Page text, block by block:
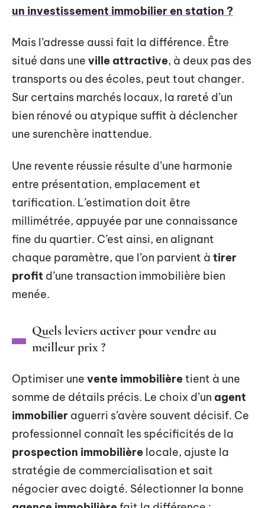
un investissement immobilier en station ?
Mais l’adresse aussi fait la différence. Être
situé dans une ville attractive, à deux pas des
transports ou des écoles, peut tout changer.
Sur certains marchés locaux, la rareté d’un
bien rénové ou atypique suffit à déclencher
une surenchère inattendue.
Une revente réussie résulte d’une harmonie
entre présentation, emplacement et
tarification. L’estimation doit être
millimétrée, appuyée par une connaissance
fine du quartier. C’est ainsi, en alignant
chaque paramètre, que l’on parvient à tirer
profit d’une transaction immobilière bien
menée.
Quels leviers activer pour vendre au
meilleur prix ?
Optimiser une vente immobilièretient à une
somme de détails précis. Le choix d’un agent
immobilier aguerri s’avère souvent décisif. Ce
professionnel connaît les spécificités de la
prospection immobilière locale, ajuste la
stratégie de commercialisation et sait
négocier avec doigté. Sélectionner la bonne